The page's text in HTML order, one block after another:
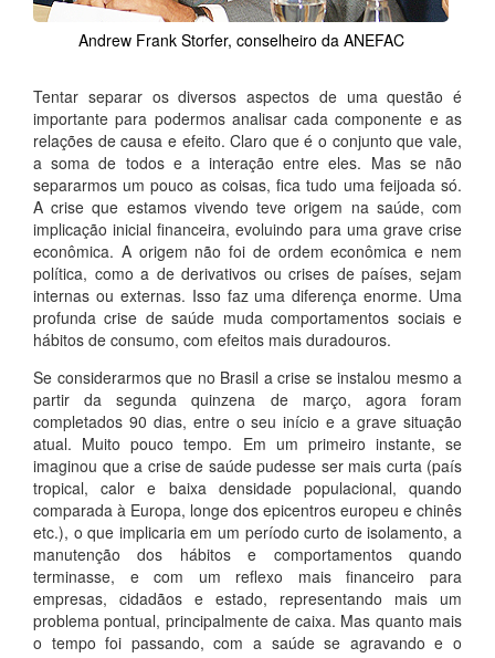
Andrew Frank Storfer, conselheiro da ANEFAC
Tentar separar os diversos aspectos de uma questão é
importante para podermos analisar cada componente e as
relações de causa e efeito. Claro que é o conjunto que vale,
a soma de todos e a interação entre eles. Mas se não
separarmos um pouco as coisas, fica tudo uma feijoada só.
A crise que estamos vivendo teve origem na saúde, com
implicação inicial financeira, evoluindo para uma grave crise
econômica. A origem não foi de ordem econômica e nem
política, como a de derivativos ou crises de países, sejam
internas ou externas. Isso faz uma diferença enorme. Uma
profunda crise de saúde muda comportamentos sociais e
hábitos de consumo, com efeitos mais duradouros.
Se considerarmos que no Brasil a crise se instalou mesmo a
partir da segunda quinzena de março, agora foram
completados 90 dias, entre o seu início e a grave situação
atual. Muito pouco tempo. Em um primeiro instante, se
imaginou que a crise de saúde pudesse ser mais curta (país
tropical, calor e baixa densidade populacional, quando
comparada à Europa, longe dos epicentros europeu e chinês
etc.), o que implicaria em um período curto de isolamento, a
manutenção dos hábitos e comportamentos quando
terminasse, e com um reflexo mais financeiro para
empresas, cidadãos e estado, representando mais um
problema pontual, principalmente de caixa. Mas quanto mais
o tempo foi passando, com a saúde se agravando e o